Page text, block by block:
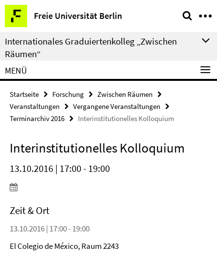
Springe
direkt
zu
Inhalt
Freie Universität Berlin
Service-
Navigation
Internationales Graduiertenkolleg „Zwischen
Räumen“
MENÜ
Startseite Forschung
Zwischen Räumen
Veranstaltungen
Vergangene Veranstaltungen
Terminarchiv 2016
Interinstitutionelles Kolloquium
Interinstitutionelles Kolloquium
13.10.2016 | 17:00 - 19:00
Zeit & Ort
13.10.2016 | 17:00 - 19:00
El Colegio de México, Raum 2243